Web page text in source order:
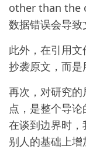
other than the
数据错误会导致
此外，在引用
抄袭原文，而是
再次，对研究
点，是整个导论
在谈到边界时
别人的基础上